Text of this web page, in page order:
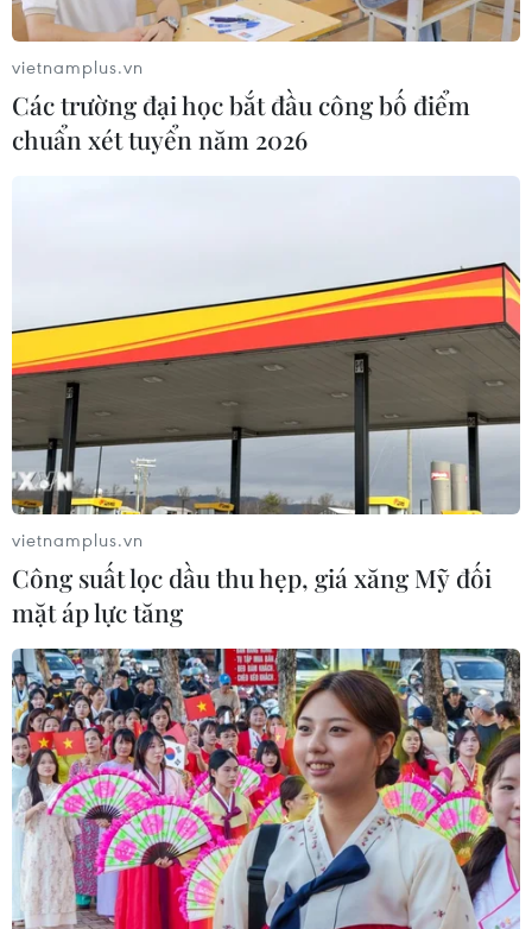
Hội nghị Bộ trưởng GMS 23: Hội nhập sâu
rộng, hòa đồng và bền vững hơn
18/11/2019 13:27
Thứ trưởng Vũ Đại Thắng đề nghị ADB và cộng đồng
các đối tác phát triển tiếp tục hợp tác chặt chẽ, triển
khai thành công Khung Đầu tư tiểu vùng 2022 với 255
dự án có tổng mức đầu tư khoảng 92 tỷ USD.
Các nước Đông Nam Á cần hợp tác để
vietnamplus.vn
Các trường đại học bắt đầu công bố điểm
chuẩn xét tuyển năm 2026
vietnamplus.vn
Công suất lọc dầu thu hẹp, giá xăng Mỹ đối
mặt áp lực tăng